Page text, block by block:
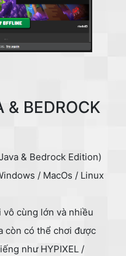
& BEDROCK
& Bedrock Edition)
/ MacOs / Linux
vô cùng lớn và nhiều
còn có thể chơi được
như HYPIXEL /